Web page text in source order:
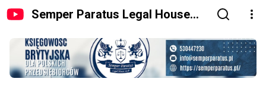
Semper Paratus Legal House